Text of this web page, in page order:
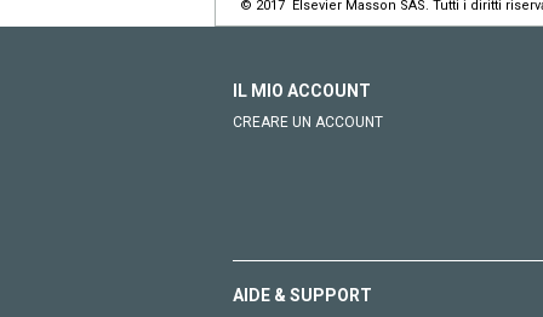
© 2017 Elsevier Masson SAS. Tutti i diritti
IL MIO ACCOUNT
CREARE UN ACCOUNT
AIDE & SUPPORT